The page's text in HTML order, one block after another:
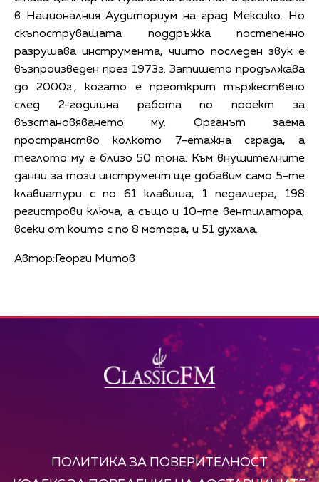
в Националния Аудиториум на град Мексико. Но
скъпоструващата поддръжка постепенно
разрушава инструмента, чиито последен звук е
възпроизведен през 1973г. Затишето продължава
до 2000г., когато е преоткрит тържествено
след 2-годишна работа по проект за
възстановяването му. Органът заема
пространство колкото 7-етажна сграда, а
теглото му е близо 50 тона. Към внушителните
данни за този инструмент ще добавим само 5-те
клавиатури с по 61 клавиша, 1 педалиера, 198
регистрови ключа, а също и 10-те вентилатора,
всеки от които с по 8 мотора, и 51 духала.
Автор:Георги Митов
ПОЛИТИКА ЗА ПОВЕРИТЕЛНОСТ